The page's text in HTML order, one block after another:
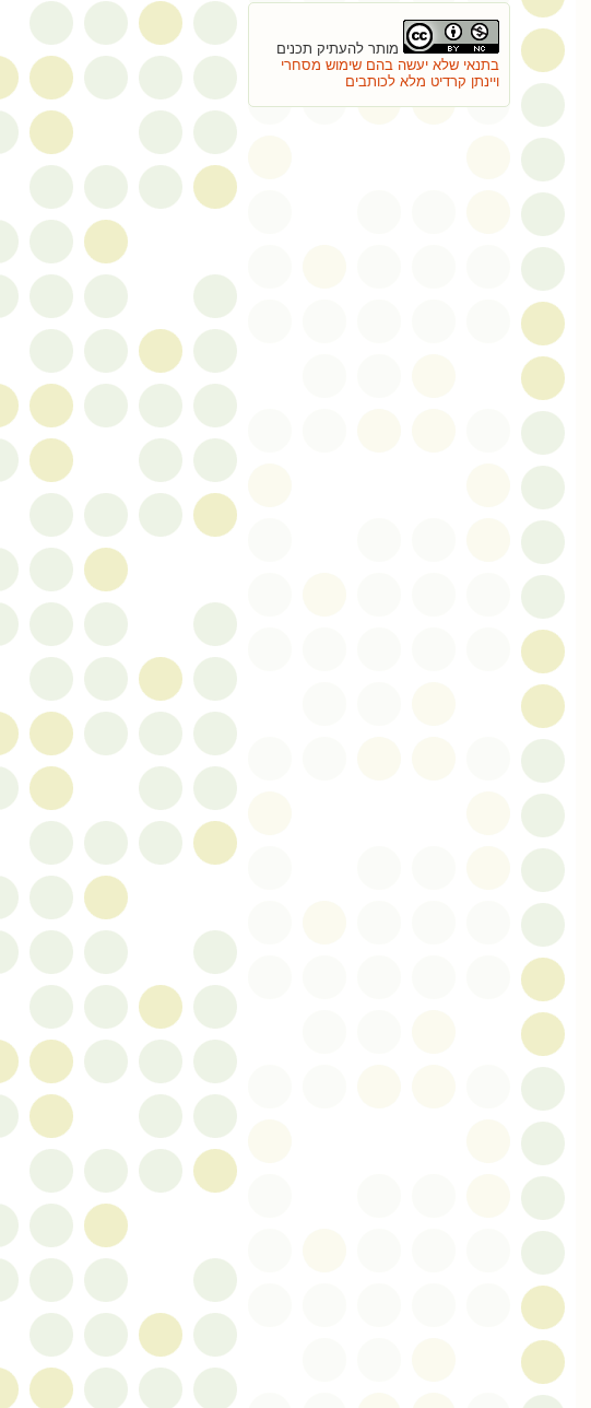
מותר להעתיק תכנים
בתנאי שלא יעשה בהם שימוש מסחרי
ויינתן קרדיט מלא לכותבים